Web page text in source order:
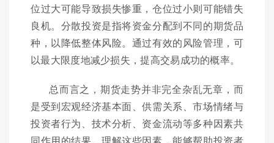
位过大可能导致损失惨重，仓位过小则可能错失
良机。分散投资是指将资金分配到不同的期货品
种，以降低整体风险。通过有效的风险管理，可
以最大限度地减少损失，提高交易成功的概率。
总而言之，期货走势并非完全杂乱无章，而
是受到宏观经济基本面、供需关系、市场情绪与
投资者行为、技术分析、资金流动等多种因素共
同作用的结果。理解这些因素，能够帮助投资者